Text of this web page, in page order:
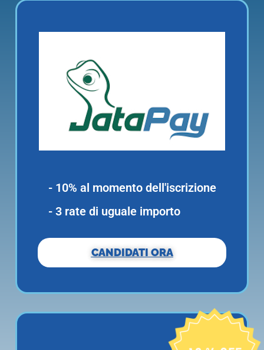
- 10% al momento dell'iscrizione
- 3 rate di uguale importo
CANDIDATI ORA